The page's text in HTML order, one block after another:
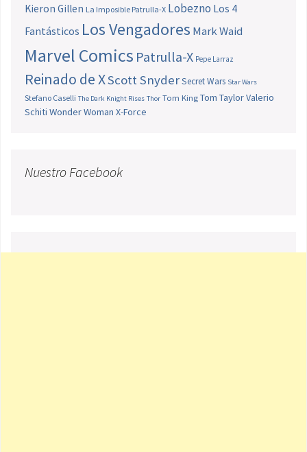
Kieron Gillen La Imposible Patrulla-X Lobezno Los 4
Fantásticos Los Vengadores Mark Waid
Marvel Comics Patrulla-X Pepe Larraz
Reinado de XScott SnyderSecret Wars Star Wars
Stefano Caselli The Dark Knight Rises Thor Tom King Tom TaylorValerio
Schiti Wonder Woman X-Force
Nuestro Facebook